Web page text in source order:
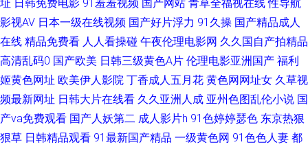
在线 欧洲爽爽网 婷婷五月色导航 91网站国产 岛国大片网站 黄污网站 欧美
色图21p 四虎福利影院 91影音绯色 成人日B福利视频 两性蜜桃午夜剧场 日
韩AV资源网 91国产小视频 成人伊人影视 精品视频资源 欧美性稚6一4 伪娘
址 日韩免费电影 91羞羞视频 国产网站 青草全福视在线 性导航
影视AV 日本一级在线视频 国产好片浮力 91久操 国产精品成人
在线 精品免费看 人人看操碰 午夜伦理电影网 久久国自产拍精品
高清乱码0 国产欧美 日韩三级黄色A片 伦理电影亚洲国产 福利
姬黄色网址 欧美伊人影院 丁香成人五月花 黄色网网址女 久草视
频最新网址 日韩大片在线看 久久亚洲人成 亚州色图乱伦小说 国
产va免费观看 国产人妖第二 成人影片h 91色婷婷瑟色 东京热狠
狠草 日韩精品观看 91最新国产精品 一级黄色网 91色色人妻 都